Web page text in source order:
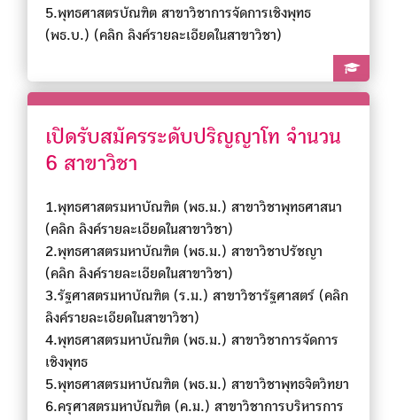
5.พุทธศาสตรบัณฑิต สาขาวิชาการจัดการเชิงพุทธ
(พธ.บ.) (คลิก ลิงค์รายละเอียดในสาขาวิชา)
เปิดรับสมัครระดับปริญญาโท จำนวน
6 สาขาวิชา
1.พุทธศาสตรมหาบัณฑิต (พธ.ม.) สาขาวิชาพุทธศาสนา
(คลิก ลิงค์รายละเอียดในสาขาวิชา)
2.พุทธศาสตรมหาบัณฑิต (พธ.ม.) สาขาวิชาปรัชญา
(คลิก ลิงค์รายละเอียดในสาขาวิชา)
3.รัฐศาสตรมหาบัณฑิต (ร.ม.) สาขาวิชารัฐศาสตร์ (คลิก
ลิงค์รายละเอียดในสาขาวิชา)
4.พุทธศาสตรมหาบัณฑิต (พธ.ม.) สาขาวิชาการจัดการ
เชิงพุทธ
5.พุทธศาสตรมหาบัณฑิต (พธ.ม.) สาขาวิชาพุทธจิตวิทยา
6.ครุศาสตรมหาบัณฑิต (ค.ม.) สาขาวิชาการบริหารการ